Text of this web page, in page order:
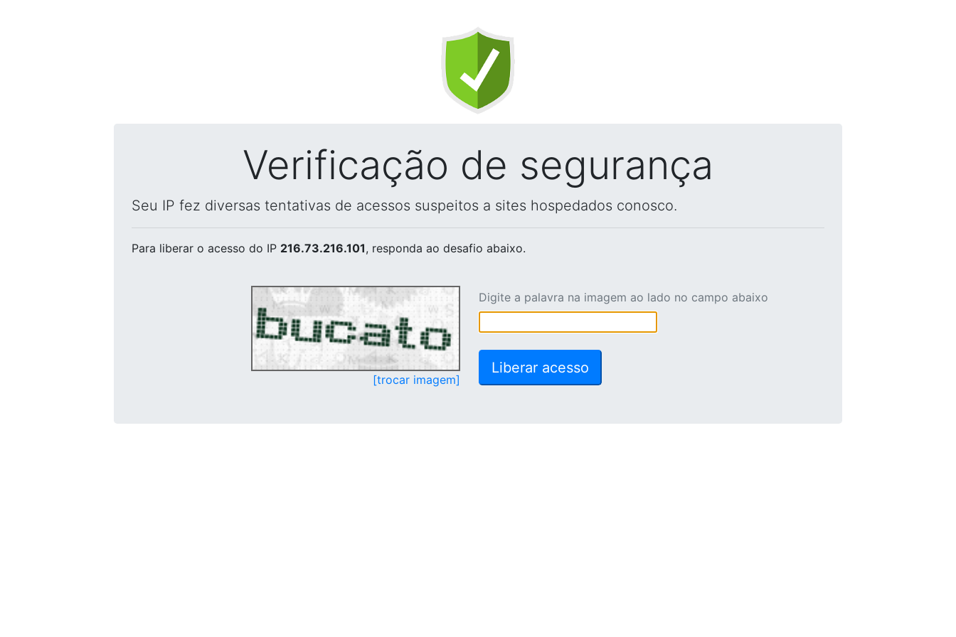
Verificação de segurança
Seu IP fez diversas tentativas de acessos suspeitos a sites hospedados conosco.
Para liberar o acesso do IP 216.73.216.101, responda ao desafio abaixo.
[trocar imagem]
Digite a palavra na imagem ao lado no campo abaixo